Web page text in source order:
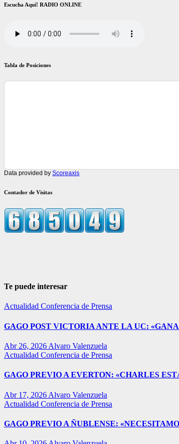
Escucha Aquí! RADIO ONLINE
Tabla de Posiciones
Data provided by Scoreaxis
Contador de Visitas
Te puede interesar
Actualidad Conferencia de Prensa
GAGO POST VICTORIA ANTE LA UC:
Abr 26, 2026 Alvaro Valenzuela
Actualidad Conferencia de Prensa
GAGO PREVIO A EVERTON: «CHARLES
Abr 17, 2026 Alvaro Valenzuela
Actualidad Conferencia de Prensa
GAGO PREVIO A ÑUBLENSE: